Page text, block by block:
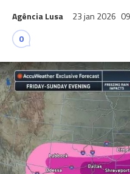
Agência Lusa 23 jan 2026
0